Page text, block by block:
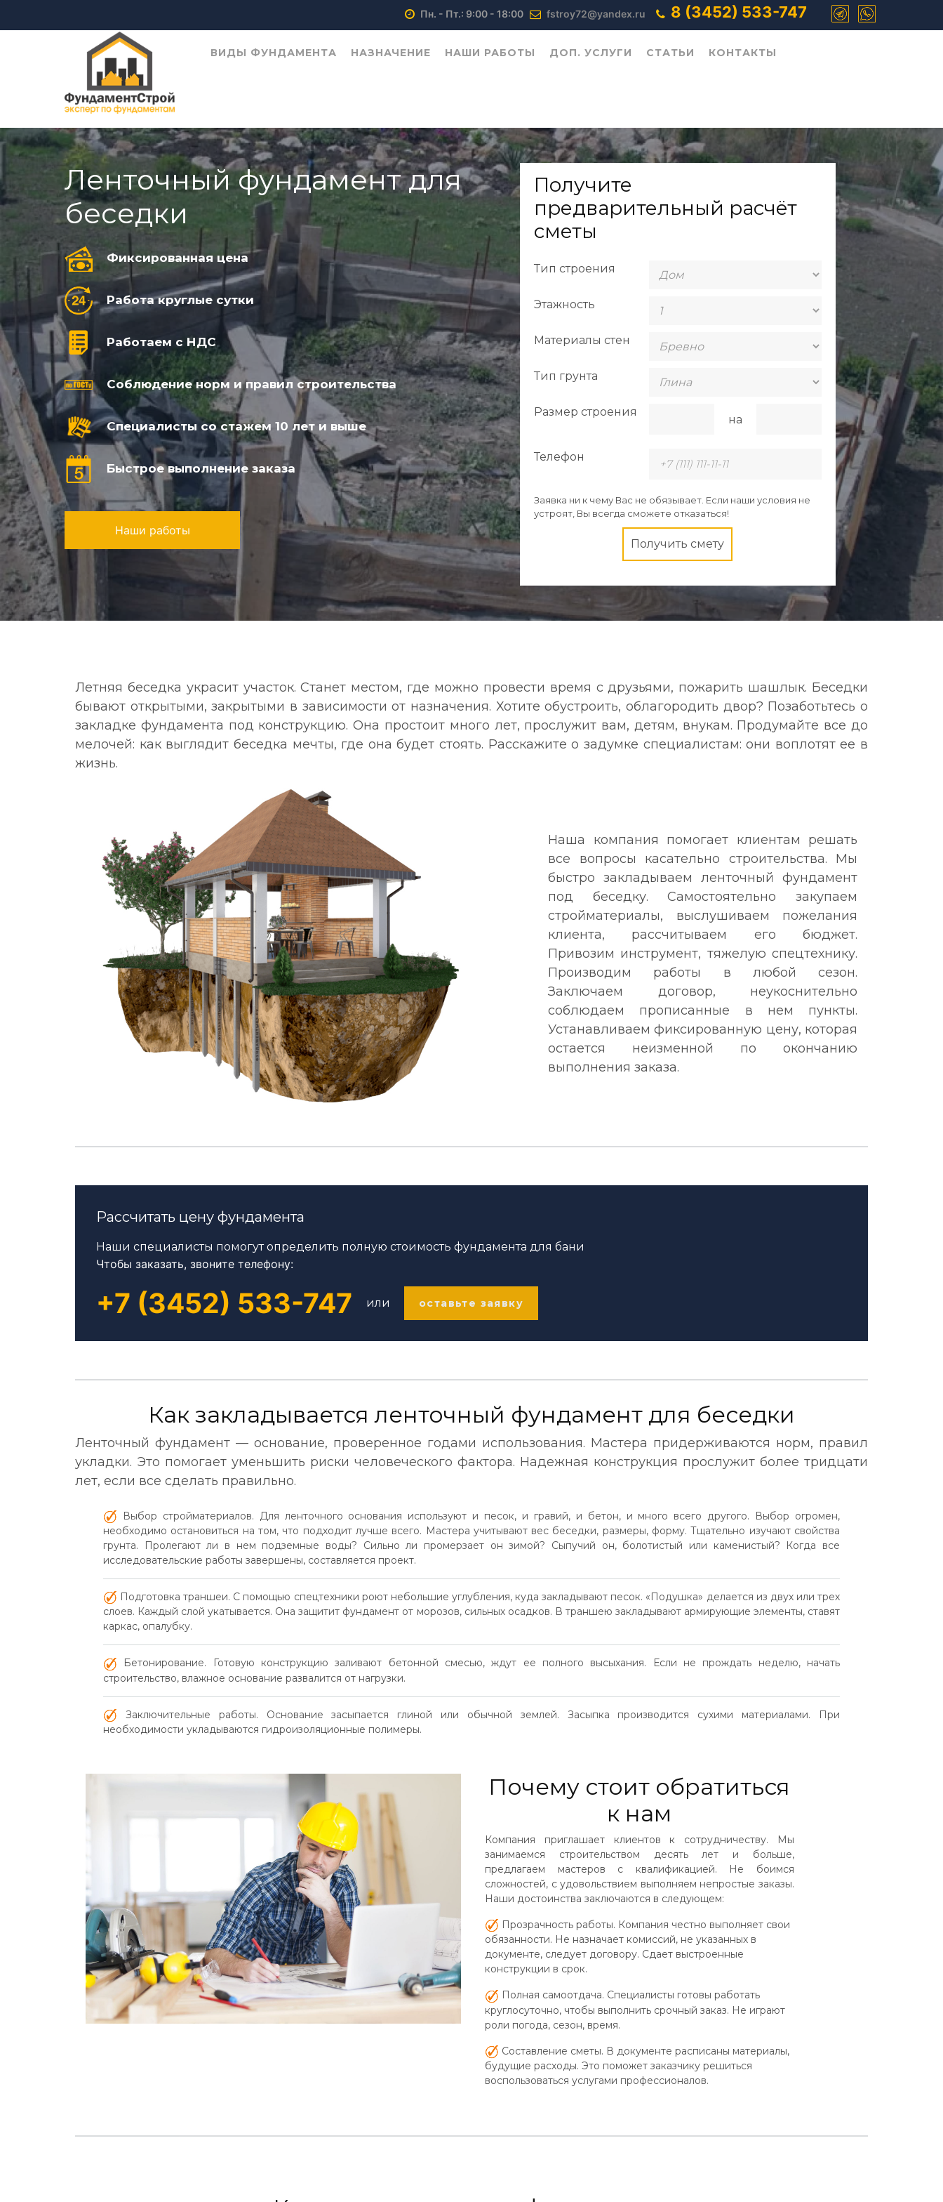
Пн. - Пт.: 9:00 - 18:00 fstroy72@yandex.ru 8 (3452) 533-747
ВИДЫ ФУНДАМЕНТА НАЗНАЧЕНИЕ НАШИ РАБОТЫ ДОП. УСЛУГИ СТАТЬИ КОНТАКТЫ
Ленточный фундамент для
беседки
Фиксированная цена
Работа круглые сутки
Работаем с НДС
Соблюдение норм и правил строительства
Специалисты со стажем 10 лет и выше
Быстрое выполнение заказа
Наши работы
Получите
предварительный расчёт
сметы
Тип строения
Этажность
Материалы стен
Тип грунта
Размер строения
на
Телефон
Заявка ни к чему Вас не обязывает. Если наши условия не
устроят, Вы всегда сможете отказаться!
Получить смету
Летняя беседка украсит участок. Станет местом, где можно провести время с друзьями, пожарить шашлык. Беседки
бывают открытыми, закрытыми в зависимости от назначения. Хотите обустроить, облагородить двор? Позаботьтесь о
закладке фундамента под конструкцию. Она простоит много лет, прослужит вам, детям, внукам. Продумайте все до
мелочей: как выглядит беседка мечты, где она будет стоять. Расскажите о задумке специалистам: они воплотят ее в
жизнь.
Наша компания помогает клиентам решать
все вопросы касательно строительства. Мы
быстро закладываем ленточный фундамент
под беседку. Самостоятельно закупаем
стройматериалы, выслушиваем пожелания
клиента, рассчитываем его бюджет.
Привозим инструмент, тяжелую спецтехнику.
Производим работы в любой сезон.
Заключаем договор, неукоснительно
соблюдаем прописанные в нем пункты.
Устанавливаем фиксированную цену, которая
остается неизменной по окончанию
выполнения заказа.
Рассчитать цену фундамента
Наши специалисты помогут определить полную стоимость фундамента для бани
Чтобы заказать, звоните телефону:
+7 (3452) 533-747 или оставьте заявку
Как закладывается ленточный фундамент для беседки
Ленточный фундамент — основание, проверенное годами использования. Мастера придерживаются норм, правил
укладки. Это помогает уменьшить риски человеческого фактора. Надежная конструкция прослужит более тридцати
лет, если все сделать правильно.
Выбор стройматериалов. Для ленточного основания используют и песок, и гравий, и бетон, и много всего другого. Выбор огромен,
необходимо остановиться на том, что подходит лучше всего. Мастера учитывают вес беседки, размеры, форму. Тщательно изучают свойства
грунта. Пролегают ли в нем подземные воды? Сильно ли промерзает он зимой? Сыпучий он, болотистый или каменистый? Когда все
исследовательские работы завершены, составляется проект.
Подготовка траншеи. С помощью спецтехники роют небольшие углубления, куда закладывают песок. «Подушка» делается из двух или трех
слоев. Каждый слой укатывается. Она защитит фундамент от морозов, сильных осадков. В траншею закладывают армирующие элементы, ставят
каркас, опалубку.
Бетонирование. Готовую конструкцию заливают бетонной смесью, ждут ее полного высыхания. Если не прождать неделю, начать
строительство, влажное основание развалится от нагрузки.
Заключительные работы. Основание засыпается глиной или обычной землей. Засыпка производится сухими материалами. При
необходимости укладываются гидроизоляционные полимеры.
Почему стоит обратиться
к нам
Компания приглашает клиентов к сотрудничеству. Мы
занимаемся строительством десять лет и больше,
предлагаем мастеров с квалификацией. Не боимся
сложностей, с удовольствием выполняем непростые заказы.
Наши достоинства заключаются в следующем:
Прозрачность работы. Компания честно выполняет свои
обязанности. Не назначает комиссий, не указанных в
документе, следует договору. Сдает выстроенные
конструкции в срок.
Полная самоотдача. Специалисты готовы работать
круглосуточно, чтобы выполнить срочный заказ. Не играют
роли погода, сезон, время.
Составление сметы. В документе расписаны материалы,
будущие расходы. Это поможет заказчику решиться
воспользоваться услугами профессионалов.
Этажность
Материалы стен
на
Телефон
условия не устроят, Вы всегда сможете отказаться!